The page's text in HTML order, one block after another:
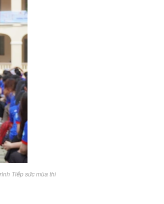
Tiếp sức mùa thi